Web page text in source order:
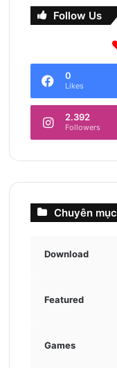
Follow Us
0
Likes
2.392
Followers
Chuyên mục
Download
Featured
Games